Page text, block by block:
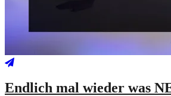
Endlich mal wieder was